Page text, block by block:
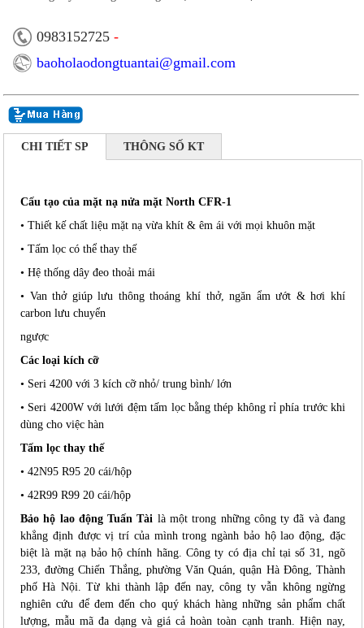
0983152725 -
baoholaodongtuantai@gmail.com
CHI TIẾT SP THÔNG SỐ KT
Cấu tạo của mặt nạ nửa mặt North CFR-1
• Thiết kế chất liệu mặt nạ vừa khít & êm ái với mọi khuôn mặt
• Tấm lọc có thể thay thế
• Hệ thống dây đeo thoải mái
• Van thở giúp lưu thông thoáng khí thở, ngăn ẩm ướt & hơi khí
carbon lưu chuyển
ngược
Các loại kích cỡ
• Seri 4200 với 3 kích cỡ nhỏ/ trung bình/ lớn
• Seri 4200W với lưới đệm tấm lọc bằng thép không rỉ phía trước khi
dùng cho việc hàn
Tấm lọc thay thế
• 42N95 R95 20 cái/hộp
• 42R99 R99 20 cái/hộp
Bảo hộ lao động Tuấn Tài là một trong những công ty đã và đang
khẳng định được vị trí của mình trong ngành bảo hộ lao động, đặc
biệt là mặt nạ bảo hộ chính hãng. Công ty có địa chỉ tại số 31, ngõ
233, đường Chiến Thắng, phường Văn Quán, quận Hà Đông, Thành
phố Hà Nội. Từ khi thành lập đến nay, công ty vẫn không ngừng
nghiên cứu để đem đến cho quý khách hàng những sản phẩm chất
lượng, mẫu mã đa dạng và giá cả hoàn toàn cạnh tranh. Hiện nay,